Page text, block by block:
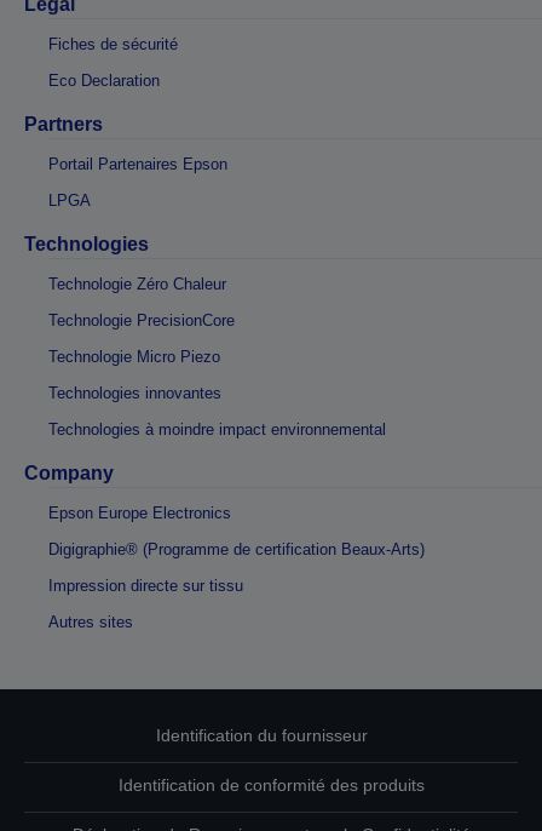
Légal
Fiches de sécurité
Eco Declaration
Partners
Portail Partenaires Epson
LPGA
Technologies
Technologie Zéro Chaleur
Technologie PrecisionCore
Technologie Micro Piezo
Technologies innovantes
Technologies à moindre impact environnemental
Company
Epson Europe Electronics
Digigraphie® (Programme de certification Beaux-Arts)
Impression directe sur tissu
Autres sites
Identification du fournisseur
Identification de conformité des produits